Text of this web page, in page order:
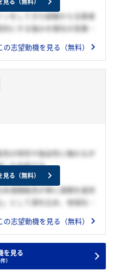
ンをしてきた経験から当事者
にする強みを御社の営業の
の志望動機を見る（無料）
の特性や独自性に触れなが
した内容です。
酒類販売が単に酒類を提供
として酒を広め、地域社会
風土に根ざした味わいの違い
びつき、地元の人々から愛
原点となっています。貴社
る（無料）
の志望動機を見る（無料）
を見る
）